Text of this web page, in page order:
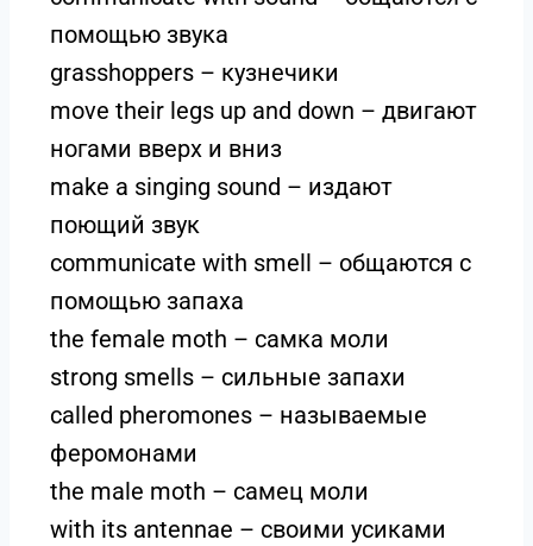
помощью звука
grasshoppers – кузнечики
move their legs up and down – двигают
ногами вверх и вниз
make a singing sound – издают
поющий звук
communicate with smell – общаются с
помощью запаха
the female moth – самка моли
strong smells – сильные запахи
called pheromones – называемые
феромонами
the male moth – самец моли
with its antennae – своими усиками